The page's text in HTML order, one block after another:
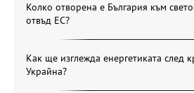
Колко отворена е България към
отвъд ЕС?
Как ще изглежда енергетиката след
Украйна?